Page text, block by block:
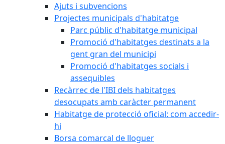
Ajuts i subvencions
Projectes municipals d'habitatge
Parc públic d'habitatge municipal
Promoció d'habitatges destinats a la
gent gran del municipi
Promoció d'habitatges socials i
assequibles
Recàrrec de l'IBI dels habitatges
desocupats amb caràcter permanent
Habitatge de protecció oficial: com accedir-
hi
Borsa comarcal de lloguer